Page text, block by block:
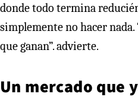
donde todo termina
simplemente no hacer nada.
que ganan”. advierte.
Un mercado que